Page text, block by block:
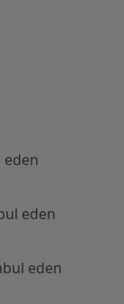
eden
eden
eden